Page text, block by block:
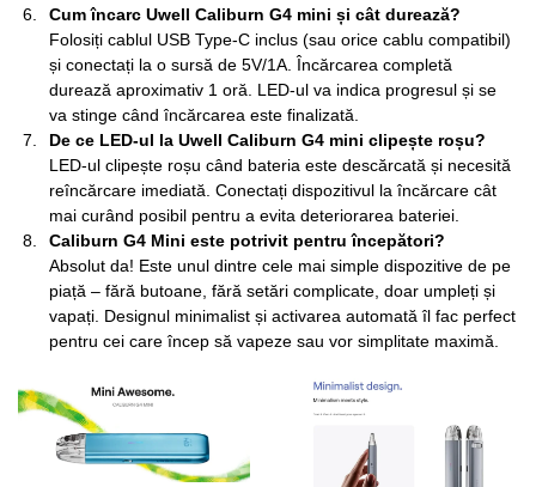
Cum încarc Uwell Caliburn G4 mini și cât durează?
Folosiți cablul USB Type-C inclus (sau orice cablu compatibil)
și conectați la o sursă de 5V/1A. Încărcarea completă
durează aproximativ 1 oră. LED-ul va indica progresul și se
va stinge când încărcarea este finalizată.
De ce LED-ul la Uwell Caliburn G4 mini clipește roșu?
LED-ul clipește roșu când bateria este descărcată și necesită
reîncărcare imediată. Conectați dispozitivul la încărcare cât
mai curând posibil pentru a evita deteriorarea bateriei.
Caliburn G4 Mini este potrivit pentru începători?
Absolut da! Este unul dintre cele mai simple dispozitive de pe
piață – fără butoane, fără setări complicate, doar umpleți și
vapați. Designul minimalist și activarea automată îl fac perfect
pentru cei care încep să vapeze sau vor simplitate maximă.